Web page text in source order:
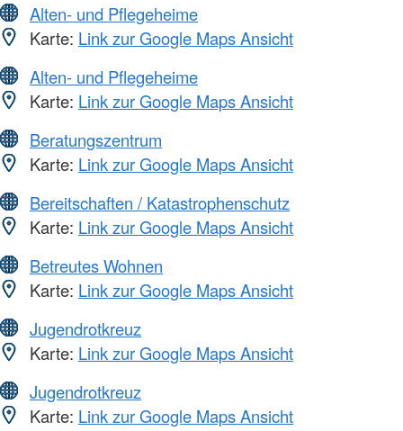
Alten- und Pflegeheime
Karte: Link zur Google Maps Ansicht
Alten- und Pflegeheime
Karte: Link zur Google Maps Ansicht
Beratungszentrum
Karte: Link zur Google Maps Ansicht
Bereitschaften / Katastrophenschutz
Karte: Link zur Google Maps Ansicht
Betreutes Wohnen
Karte: Link zur Google Maps Ansicht
Jugendrotkreuz
Karte: Link zur Google Maps Ansicht
Jugendrotkreuz
Karte: Link zur Google Maps Ansicht